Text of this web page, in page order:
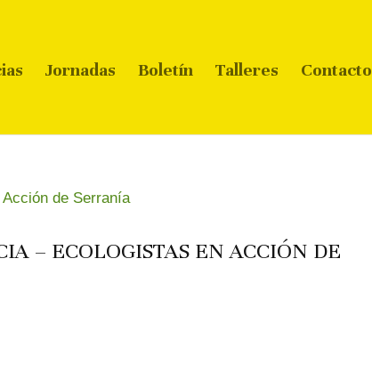
Jornadas Boletín Talleres Contacto
– ECOLOGISTAS EN ACCIÓN DE